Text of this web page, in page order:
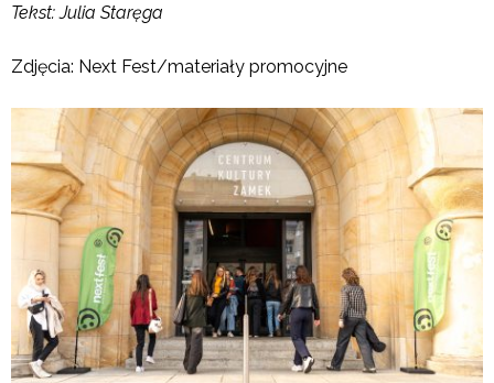
Tekst: Julia Staręga
Zdjęcia: Next Fest/materiały promocyjne